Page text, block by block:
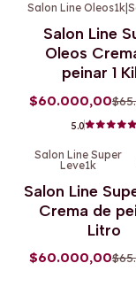
Salon Line Oleos1k|
Salon Line
Oleos
peinar 1
$60.000,00
5.0
OFF
Agotado
Salon Line Super
Leve1k
Salon Line
Crema de
Litro
$60.000,00